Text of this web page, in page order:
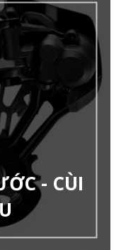
- CÙI